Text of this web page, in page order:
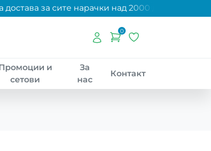
за сите нарачки над 2000 денари!
0
и
сетови
За
нас
Контакт